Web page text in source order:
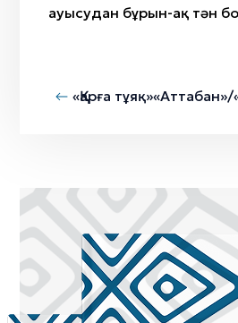
ауысудан бұрын-ақ тән
«Қарға тұяқ»«Аттабан»/